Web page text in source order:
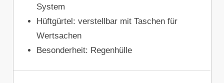
System
Hüftgürtel: verstellbar mit Taschen für
Wertsachen
Besonderheit: Regenhülle